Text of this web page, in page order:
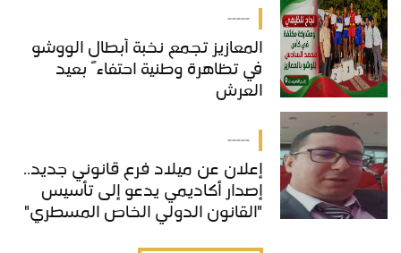
-----
المعازيز تجمع نخبة أبطال الووشو
في تظاهرة وطنية احتفاءً بعيد
العرش
-----
إعلان عن ميلاد فرع قانوني جديد..
إصدار أكاديمي يدعو إلى تأسيس
"القانون الدولي الخاص المسطري"